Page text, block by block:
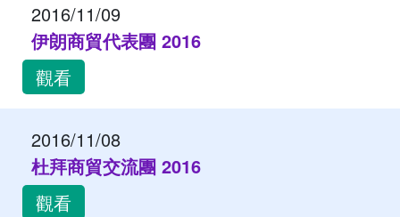
2016/11/09
伊朗商貿代表團 2016
觀看
2016/11/08
杜拜商貿交流團 2016
觀看